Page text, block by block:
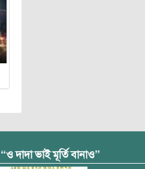
দাদা ভাই মূর্তি বানাও”